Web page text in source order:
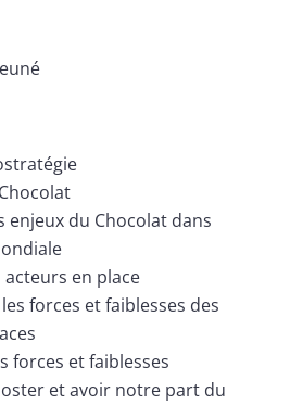
enjeux du Chocolat dans
en place
forces et faiblesses des
forces et faiblesses
et avoir notre part du